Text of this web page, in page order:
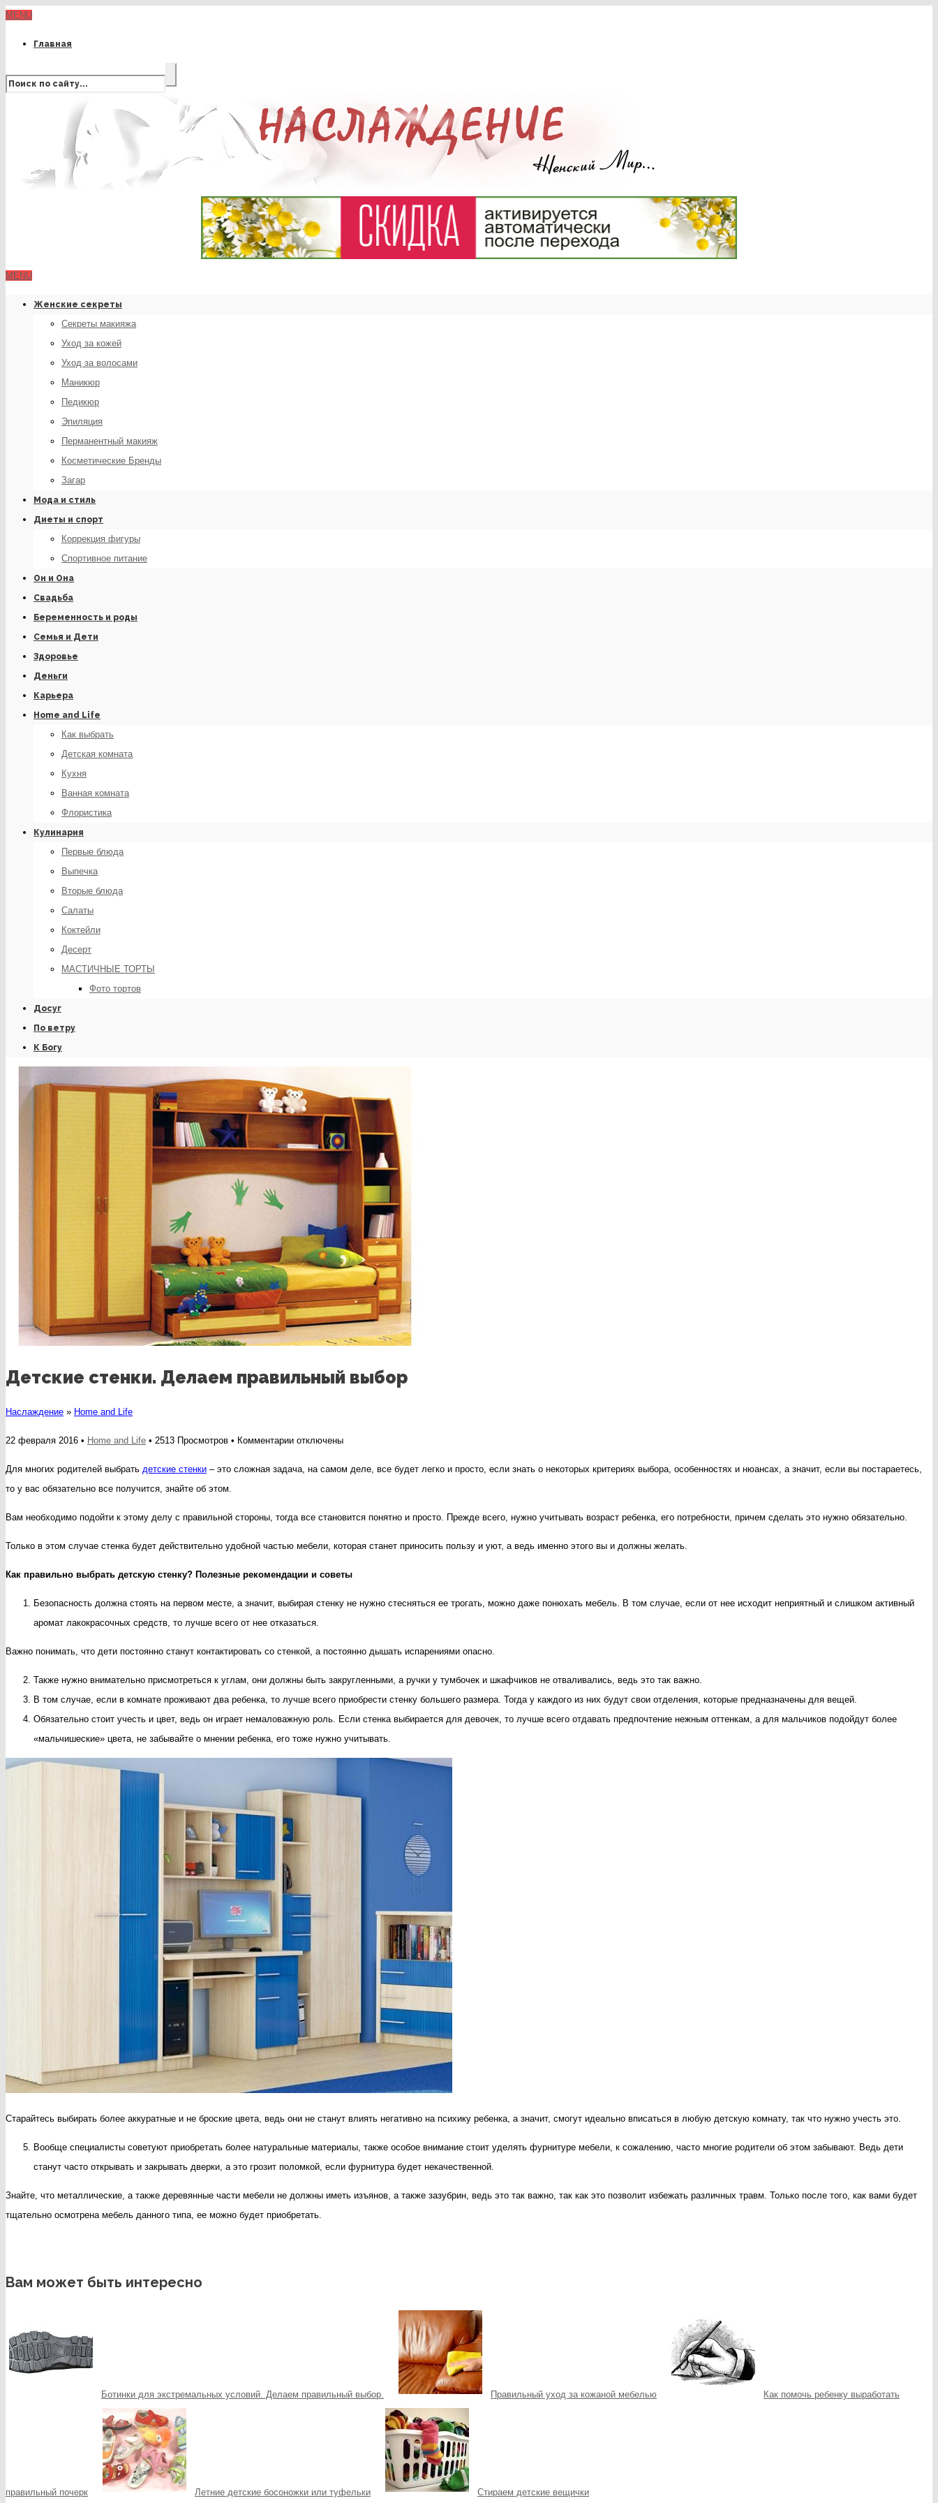
MENU
Главная
MENU
Женские секреты
Секреты макияжа
Уход за кожей
Уход за волосами
Маникюр
Педикюр
Эпиляция
Перманентный макияж
Косметические Бренды
Загар
Мода и стиль
Диеты и спорт
Коррекция фигуры
Спортивное питание
Он и Она
Свадьба
Беременность и роды
Семья и Дети
Здоровье
Деньги
Карьера
Home and Life
Как выбрать
Детская комната
Кухня
Ванная комната
Флористика
Кулинария
Первые блюда
Выпечка
Вторые блюда
Салаты
Коктейли
Десерт
МАСТИЧНЫЕ ТОРТЫ
Фото тортов
Досуг
По ветру
К Богу
Детские стенки. Делаем правильный выбор
Наслаждение » Home and Life
22 февраля 2016 • Home and Life • 2513 Просмотров • Комментариик
Делаем
отключены
Для многих родителей выбрать детские стенки – это сложная задача, на самом деле, все будет легко и просто, если знать о некоторых критериях выбора, особенностях и нюансах, а значит, если вы постараетесь,
то у вас обязательно все получится, знайте об этом.
Вам необходимо подойти к этому делу с правильной стороны, тогда все становится понятно и просто. Прежде всего, нужно учитывать возраст ребенка, его потребности, причем сделать это нужно обязательно.
Только в этом случае стенка будет действительно удобной частью мебели, которая станет приносить пользу и уют, а ведь именно этого вы и должны желать.
Как правильно выбрать детскую стенку? Полезные рекомендации и советы
Безопасность должна стоять на первом месте, а значит, выбирая стенку не нужно стесняться ее трогать, можно даже понюхать мебель. В том случае, если от нее исходит неприятный и слишком активный
аромат лакокрасочных средств, то лучше всего от нее отказаться.
Важно понимать, что дети постоянно станут контактировать со стенкой, а постоянно дышать испарениями опасно.
Также нужно внимательно присмотреться к углам, они должны быть закругленными, а ручки у тумбочек и шкафчиков не отваливались, ведь это так важно.
В том случае, если в комнате проживают два ребенка, то лучше всего приобрести стенку большего размера. Тогда у каждого из них будут свои отделения, которые предназначены для вещей.
Обязательно стоит учесть и цвет, ведь он играет немаловажную роль. Если стенка выбирается для девочек, то лучше всего отдавать предпочтение нежным оттенкам, а для мальчиков подойдут более
«мальчишеские» цвета, не забывайте о мнении ребенка, его тоже нужно учитывать.
Старайтесь выбирать более аккуратные и не броские цвета, ведь они не станут влиять негативно на психику ребенка, а значит, смогут идеально вписаться в любую детскую комнату, так что нужно учесть это.
Вообще специалисты советуют приобретать более натуральные материалы, также особое внимание стоит уделять фурнитуре мебели, к сожалению, часто многие родители об этом забывают. Ведь дети
станут часто открывать и закрывать дверки, а это грозит поломкой, если фурнитура будет некачественной.
Знайте, что металлические, а также деревянные части мебели не должны иметь изъянов, а также зазубрин, ведь это так важно, так как это позволит избежать различных травм. Только после того, как вами будет
тщательно осмотрена мебель данного типа, ее можно будет приобретать.
Вам может быть интересно
Ботинки для экстремальных условий. Делаем правильный выбор. Правильный уход за кожаной мебелью Как помочь ребенку выработать
правильный почерк Летние детские босоножки или туфельки Стираем детские вещички